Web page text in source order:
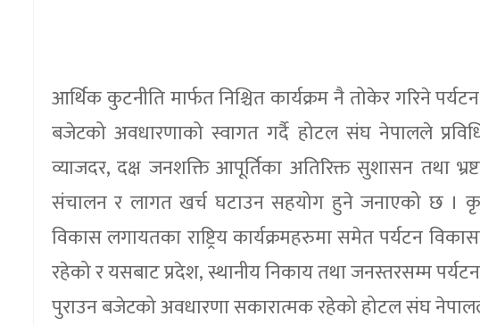
आर्थिक कुटनीति मार्फत निश्चित कार्यक्रम नै तोकेर गरिने
बजेटको अवधारणाको स्वागत गर्दै होटल संघ नेपालले
व्याजदर, दक्ष जनशक्ति आपूर्तिका अतिरिक्त सुशासन तथा
संचालन र लागत खर्च घटाउन सहयोग हुने जनाएको छ ।
विकास लगायतका राष्ट्रिय कार्यक्रमहरुमा समेत पर्यटन
रहेको र यसबाट प्रदेश, स्थानीय निकाय तथा जनस्तरसम्म
पुराउन बजेटको अवधारणा सकारात्मक रहेको होटल संघ